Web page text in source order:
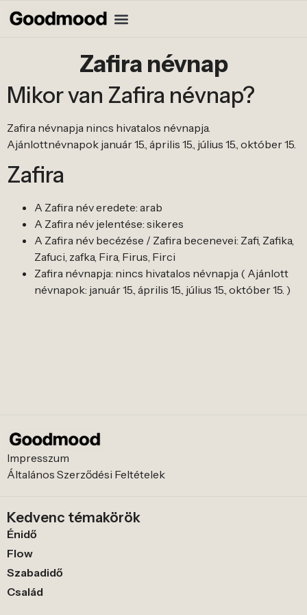
Zafira névnap
Mikor van Zafira névnap?
Zafira névnapja nincs hivatalos névnapja.
Ajánlottnévnapok január 15., április 15., július 15., október 15.
Zafira
A Zafira név eredete: arab
A Zafira név jelentése: sikeres
A Zafira név becézése / Zafira becenevei: Zafi, Zafika,
Zafuci, zafka, Fira, Firus, Firci
Zafira névnapja: nincs hivatalos névnapja ( Ajánlott
névnapok: január 15., április 15., július 15., október 15. )
Impresszum
Általános Szerződési Feltételek
Kedvenc témakörök
Énidő
Flow
Szabadidő
Család